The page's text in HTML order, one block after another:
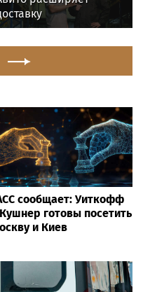
Сервис»
сообщает: Уиткофф
готовы посетить
и Киев